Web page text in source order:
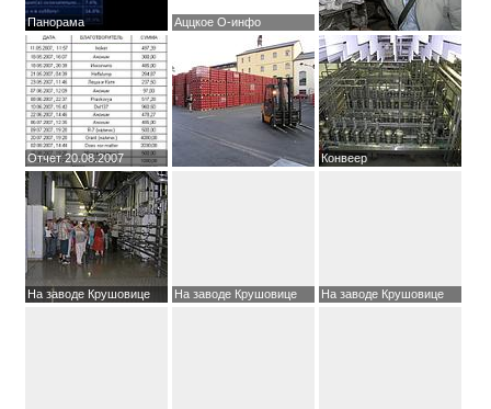
Панорама Аццкое О-инфо
Отчет 20.08.2007 Конвеер
На заводе Крушовице На заводе Крушовице На заводе Крушовице